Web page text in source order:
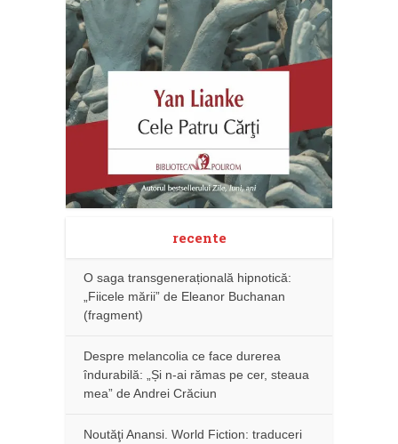
recente
O saga transgenerațională hipnotică:
„Fiicele mării” de Eleanor Buchanan
(fragment)
Despre melancolia ce face durerea
îndurabilă: „Și n-ai rămas pe cer, steaua
mea” de Andrei Crăciun
Noutăţi Anansi. World Fiction: traduceri